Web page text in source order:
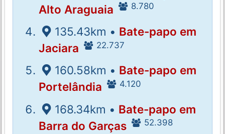
Alto Araguaia
8.780
135.43km • Bate-papo em
Jaciara
22.737
160.58km • Bate-papo em
Portelândia
4.120
168.34km • Bate-papo em
Barra do Garças
52.398